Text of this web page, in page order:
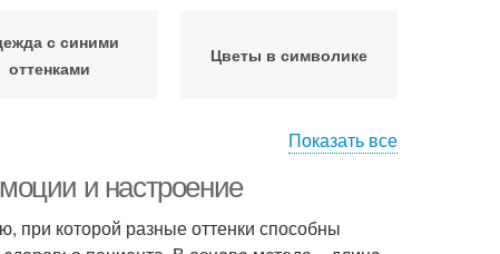
с синими
оттенками
Цветы в символике
Показать все
и настроение
при которой разные оттенки способны